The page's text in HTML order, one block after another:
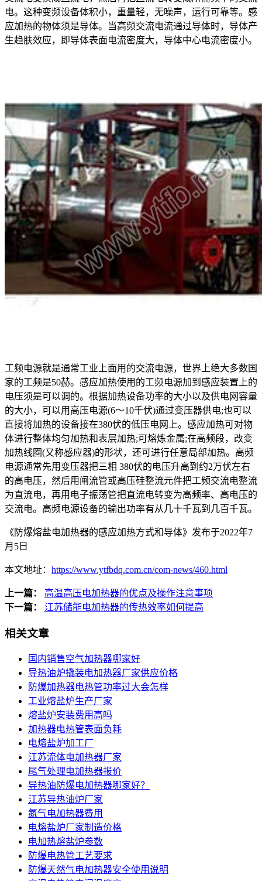
电。这种变频设备体积小，重量轻，无噪声，运行可靠等。感
应加热的物体须是导体。当高频交流电流通过导体时，导体产
生趋肤效应，即导体表面电流密度大，导体中心电流密度小。
工频电源就是通常工业上面用的交流电源，世界上绝大多数国
家的工频是50赫。感应加热使用的工频电源加到感应装置上的
电压须是可以调的。根据加热设备功率的大小以及供电网容量
的大小，可以用高压电源(6～10千伏)通过变压器供电;也可以
直接将加热的设备接在380伏的低压电网上。感应加热可对物
体进行整体均匀加热和表层加热;可熔炼金属;在高频段，改变
加热线圈(又称感应器)的形状，还可进行任意局部加热。高频
电源通常先用变压器把三相 380伏的电压升高到约2万伏左右
的高电压，然后用闸流管或高压硅整流元件把工频交流电整流
为直流电，再用电子振荡管把直流电转变为高频率、高电压的
交流电。高频电源设备的输出功率有从几十千瓦到几百千瓦。
《​防爆熔盐电加热器的感应加热方式和导体》发布于2022年7
月5日
本文地址： https://www.ytfbdq.com.cn/com-news/460.html
上一篇：
高温高压电加热器的优点及操作注意事项
下一篇：
江苏储能电加热器的传热效率如何提高
相关文章
国内销售空气加热器哪家好
导热油炉撬装电加热器厂家供应价格
防爆加热器电热管功率过大会怎样
工业熔盐炉生产厂家
熔盐炉安装费用高吗
加热器电热管表面负耗
电熔盐炉加工厂
江苏流体电加热器厂家
尾气处理电加热器报价
导热油防爆电加热器哪家好？
江苏导热油炉厂家
氮气电加热器费用
电熔盐炉厂家制造价格
电加热熔盐炉参数
防爆电热管工艺要求
防爆天然气电加热器安全使用说明